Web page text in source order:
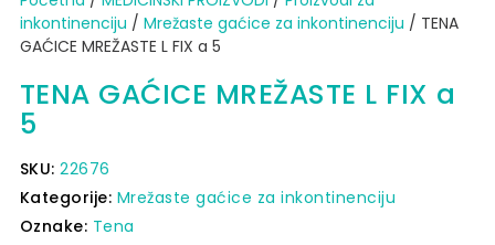
inkontinenciju / Mrežaste gaćice za inkontinenciju / TENA
GAĆICE MREŽASTE L FIX a 5
TENA GAĆICE MREŽASTE L FIX a
5
SKU:22676
Kategorije: Mrežaste gaćice za inkontinenciju
Oznake: Tena